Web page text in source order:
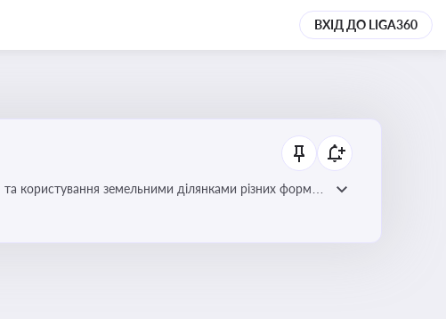
ВХІД ДО LIGA360
користування земельними ділянками різних форм